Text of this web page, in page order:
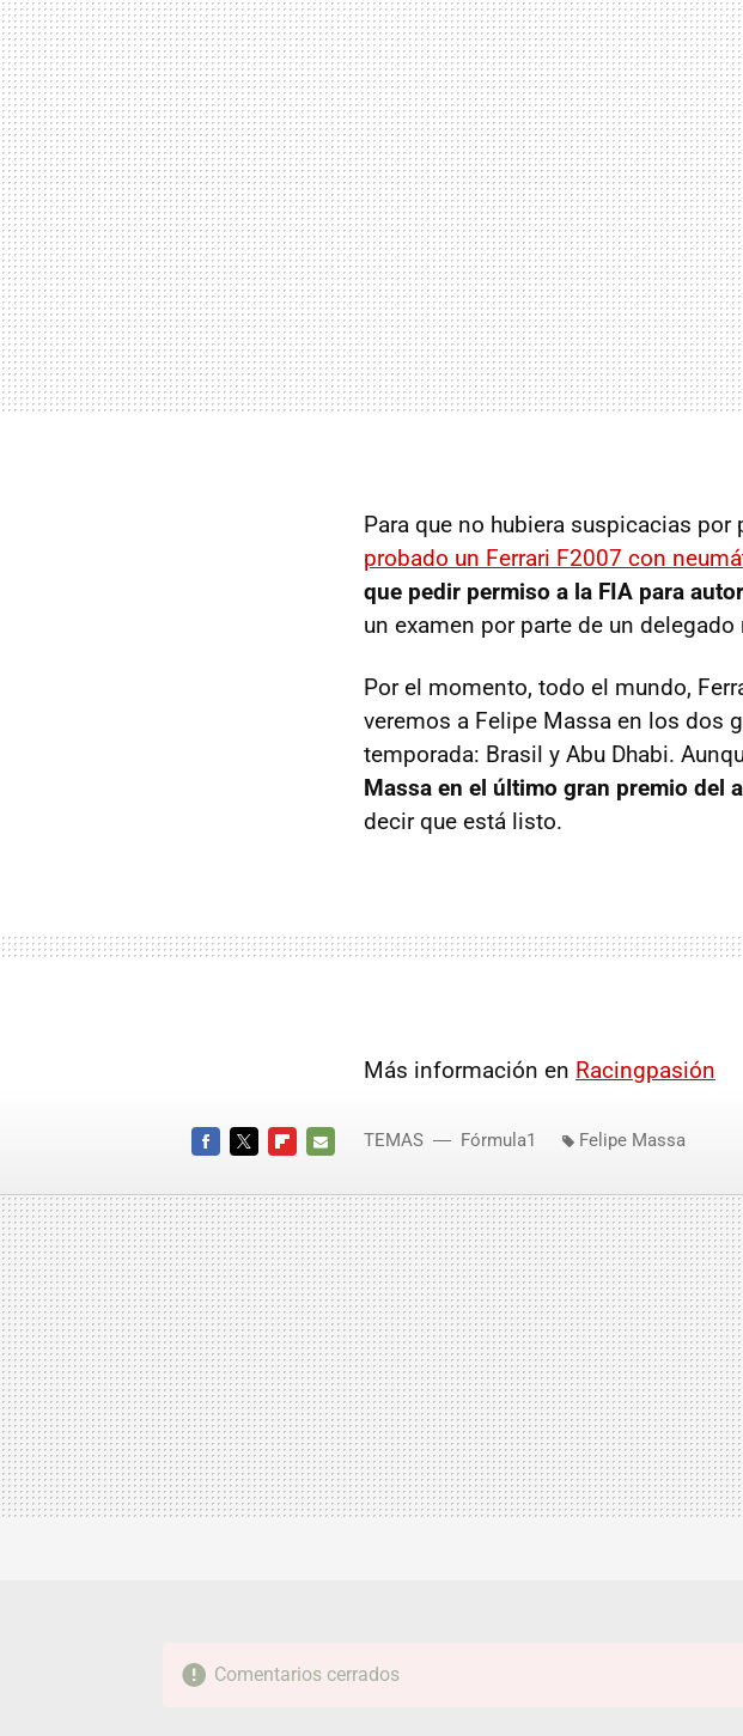
Para que no hubiera suspicacias
probado un Ferrari F2007 con
que pedir permiso a la FIA para
un examen por parte de un
Por el momento, todo el mundo,
veremos a Felipe Massa en los dos
temporada: Brasil y Abu Dhabi.
Massa en el último gran premio del
decir que está listo.
Más información en Racingpasión
MAIL
TEMAS Fórmula1 Felipe Massa
Comentarios cerrados